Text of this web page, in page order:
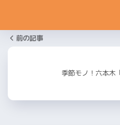
前の記事
季節モノ！六本木